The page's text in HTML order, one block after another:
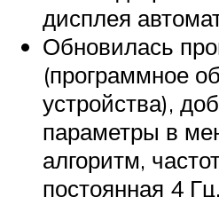
дисплея
Обновилась
(программное
устройства),
параметры в
алгоритм,
постоянная 4 Гц.